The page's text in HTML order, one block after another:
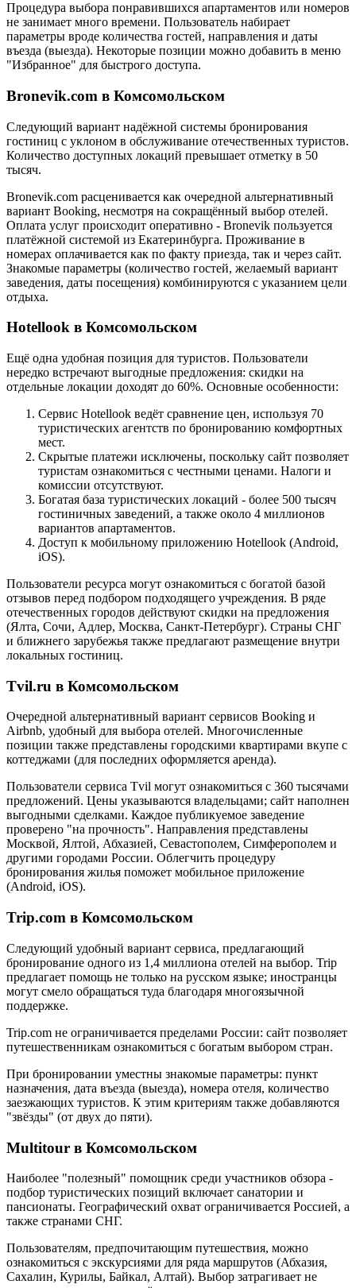
Процедура выбора понравившихся апартаментов или номеров
не занимает много времени. Пользователь набирает
параметры вроде количества гостей, направления и даты
въезда (выезда). Некоторые позиции можно добавить в меню
"Избранное" для быстрого доступа.
Bronevik.com в Комсомольском
Следующий вариант надёжной системы бронирования
гостиниц с уклоном в обслуживание отечественных туристов.
Количество доступных локаций превышает отметку в 50
тысяч.
Bronevik.com расценивается как очередной альтернативный
вариант Booking, несмотря на сокращённый выбор отелей.
Оплата услуг происходит оперативно - Bronevik пользуется
платёжной системой из Екатеринбурга. Проживание в
номерах оплачивается как по факту приезда, так и через сайт.
Знакомые параметры (количество гостей, желаемый вариант
заведения, даты посещения) комбинируются с указанием цели
отдыха.
Hotellook в Комсомольском
Ещё одна удобная позиция для туристов. Пользователи
нередко встречают выгодные предложения: скидки на
отдельные локации доходят до 60%. Основные особенности:
Сервис Hotellook ведёт сравнение цен, используя 70
туристических агентств по бронированию комфортных
мест.
Скрытые платежи исключены, поскольку сайт позволяет
туристам ознакомиться с честными ценами. Налоги и
комиссии отсутствуют.
Богатая база туристических локаций - более 500 тысяч
гостиничных заведений, а также около 4 миллионов
вариантов апартаментов.
Доступ к мобильному приложению Hotellook (Android,
iOS).
Пользователи ресурса могут ознакомиться с богатой базой
отзывов перед подбором подходящего учреждения. В ряде
отечественных городов действуют скидки на предложения
(Ялта, Сочи, Адлер, Москва, Санкт-Петербург). Страны СНГ
и ближнего зарубежья также предлагают размещение внутри
локальных гостиниц.
Tvil.ru в Комсомольском
Очередной альтернативный вариант сервисов Booking и
Airbnb, удобный для выбора отелей. Многочисленные
позиции также представлены городскими квартирами вкупе с
коттеджами (для последних оформляется аренда).
Пользователи сервиса Tvil могут ознакомиться с 360 тысячами
предложений. Цены указываются владельцами; сайт наполнен
выгодными сделками. Каждое публикуемое заведение
проверено "на прочность". Направления представлены
Москвой, Ялтой, Абхазией, Севастополем, Симферополем и
другими городами России. Облегчить процедуру
бронирования жилья поможет мобильное приложение
(Android, iOS).
Trip.com в Комсомольском
Следующий удобный вариант сервиса, предлагающий
бронирование одного из 1,4 миллиона отелей на выбор. Trip
предлагает помощь не только на русском языке; иностранцы
могут смело обращаться туда благодаря многоязычной
поддержке.
Trip.com не ограничивается пределами России: сайт позволяет
путешественникам ознакомиться с богатым выбором стран.
При бронировании уместны знакомые параметры: пункт
назначения, дата въезда (выезда), номера отеля, количество
заезжающих туристов. К этим критериям также добавляются
"звёзды" (от двух до пяти).
Multitour в Комсомольском
Наиболее "полезный" помощник среди участников обзора -
подбор туристических позиций включает санатории и
пансионаты. Географический охват ограничивается Россией, а
также странами СНГ.
Пользователям, предпочитающим путешествия, можно
ознакомиться с экскурсиями для ряда маршрутов (Абхазия,
Сахалин, Курилы, Байкал, Алтай). Выбор затрагивает не